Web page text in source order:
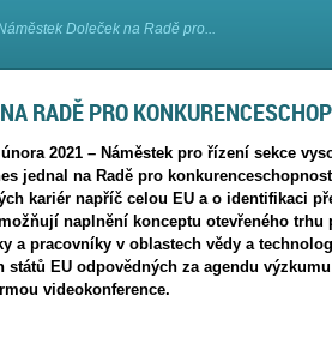
Doleček na Radě pro...
RADĚ PRO
února 2021 – Náměstek pro řízení sekce
jednal na Radě pro
kariér napříč celou EU a o identifikaci
naplnění konceptu otevřeného trhu
a pracovníky v oblastech vědy a
států EU odpovědných za agendu
videokonference.